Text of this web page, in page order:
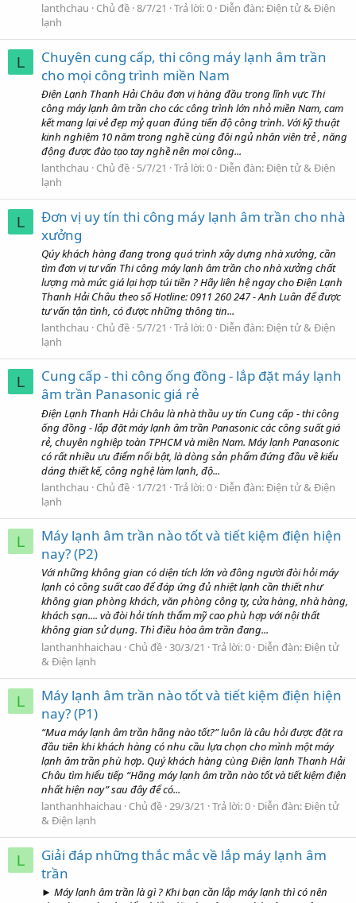
lanthchau
Chủ đề 8/7/21 Trả lời: 0 Diễn đàn:Điện tử & Điện
lạnh
L
Chuyên cung cấp, thi công máy lạnh âm trần
cho mọi công trình miền Nam
Điện Lạnh Thanh Hải Châu đơn vị hàng đầu trong lĩnh vực Thi
công máy lạnh âm trần cho các công trình lớn nhỏ miền Nam, cam
kết mang lại vẻ đẹp mỷ quan đúng tiến độ công trình. Với kỹ thuật
kinh nghiệm 10 năm trong nghề cùng đôi ngủ nhân viên trẻ , năng
động được đào tạo tay nghề nên mọi công...
lanthchau
Chủ đề 5/7/21 Trả lời: 0 Diễn đàn:Điện tử & Điện
lạnh
L
Đơn vị uy tín thi công máy lạnh âm trần cho nhà
xưởng
Qúy khách hàng đang trong quá trình xây dựng nhà xưởng, cần
tìm đơn vị tư vấn Thi công máy lạnh âm trần cho nhà xưởng chất
lượng mà mức giá lại hợp túi tiền ? Hãy liên hệ ngay cho Điện Lạnh
Thanh Hải Châu theo số Hotline: 0911 260 247 - Anh Luân để được
tư vấn tận tình, có được những thông tin...
lanthchau
Chủ đề 5/7/21 Trả lời: 0 Diễn đàn:Điện tử & Điện
lạnh
L
Cung cấp - thi công ống đồng - lắp đặt máy lạnh
âm trần Panasonic giá rẻ
Điện Lạnh Thanh Hải Châu là nhà thầu uy tín Cung cấp - thi công
ống đồng - lắp đặt máy lạnh âm trần Panasonic các công suất giá
rẻ, chuyên nghiệp toàn TPHCM và miền Nam. Máy lạnh Panasonic
có rất nhiều ưu điểm nổi bật, là dòng sản phẩm đứng đầu về kiểu
dáng thiết kế, công nghệ làm lạnh, độ...
lanthchau
Chủ đề 1/7/21 Trả lời: 0 Diễn đàn:Điện tử & Điện
lạnh
L
Máy lạnh âm trần nào tốt và tiết kiệm điện hiện
nay? (P2)
Với những không gian có diện tích lớn và đông người đòi hỏi máy
lạnh có công suất cao để đáp ứng đủ nhiệt lạnh cần thiết như
không gian phòng khách, văn phòng công ty, cửa hàng, nhà hàng,
khách sạn.... và đòi hỏi tính thẩm mỹ cao phù hợp với nội thất
không gian sử dụng. Thì điều hòa âm trần đang...
lanthanhhaichau
Chủ đề 30/3/21 Trả lời: 0 Diễn đàn:Điện tử
& Điện lạnh
L
Máy lạnh âm trần nào tốt và tiết kiệm điện hiện
nay? (P1)
“Mua máy lạnh âm trần hãng nào tốt?” luôn là câu hỏi được đặt ra
đầu tiên khi khách hàng có nhu cầu lựa chọn cho mình một máy
lạnh âm trần phù hợp. Quý khách hàng cùng Điện lạnh Thanh Hải
Châu tìm hiểu tiếp “Hãng máy lạnh âm trần nào tốt và tiết kiệm điện
nhất hiện nay” sau đây để có...
lanthanhhaichau
Chủ đề 29/3/21 Trả lời: 0 Diễn đàn:Điện tử
& Điện lạnh
L
Giải đáp những thắc mắc về lắp máy lạnh âm
trần
► Máy lạnh âm trần là gì ? Khi bạn cần lắp máy lạnh thì có nên